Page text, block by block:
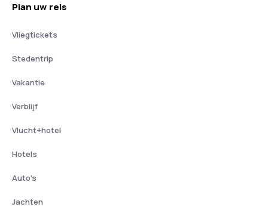
Plan uw reis
Vliegtickets
Stedentrip
Vakantie
Verblijf
Vlucht+hotel
Hotels
Auto's
Jachten